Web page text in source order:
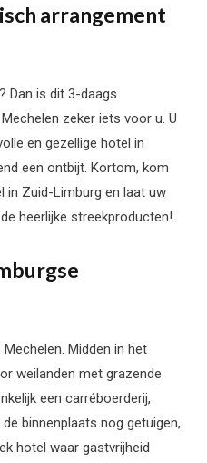
arrangement
Dan is dit 3-daags
zeker iets voor u. U
en gezellige hotel in
een ontbijt. Kortom, kom
in Zuid-Limburg en laat uw
heerlijke streekproducten!
Midden in het
weilanden met grazende
een carréboerderij,
binnenplaats nog getuigen,
hotel waar gastvrijheid